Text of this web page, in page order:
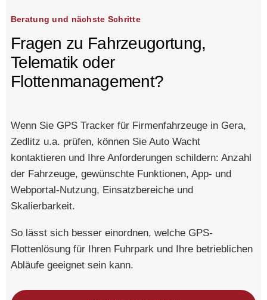
Beratung und nächste Schritte
Fragen zu Fahrzeugortung,
Telematik oder
Flottenmanagement?
Wenn Sie GPS Tracker für Firmenfahrzeuge in Gera,
Zedlitz u.a. prüfen, können Sie Auto Wacht
kontaktieren und Ihre Anforderungen schildern: Anzahl
der Fahrzeuge, gewünschte Funktionen, App- und
Webportal-Nutzung, Einsatzbereiche und
Skalierbarkeit.
So lässt sich besser einordnen, welche GPS-
Flottenlösung für Ihren Fuhrpark und Ihre betrieblichen
Abläufe geeignet sein kann.